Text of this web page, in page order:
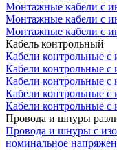
Монтажные кабели с
Монтажные кабели с
Монтажные кабели с
Кабель контрольный
Кабели контрольные с
Кабели контрольные
Кабели контрольные
Кабели контрольные
Кабели контрольные
Провода и шнуры
Провода и шнуры с
номинальное